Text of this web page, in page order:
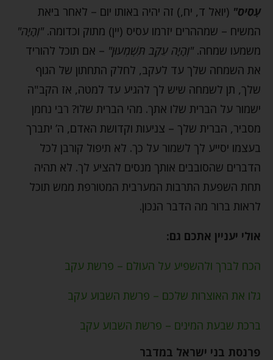
עָסִיס" (יואל ד, יח,) זה יהיה באותו יום – לאחר ביאת
המשיח – שמההרים יזרמו עסיס (יין) מתוק וכדומה. "וְהָיָה"
משמעו שמחה. "וְהָיָה עֵקֶב תִּשְׁמְעוּן" – אם תוכל להוריד
את השמחה שלך עד לעקב, לחלק התחתון של הגוף
שלך, תן לשמחה שיש לך להגיע עד למטה, אז הקב"ה
ישמור על הברית שלו אתך. מהי הברית שלו? רבי נחמן
מסביר, הברית שלך – צניעות וקדושת האדם, ה’ יתברך
בעצמו יסייע לך לשמור על כך. לא תיפול קורבן לכל
הדברים שהסובבים אותך מנסים להציע לך. לא תהיה
תחת השפעת התרבות המערבית המטורפת ממש תוכל
לראות ברור מה הדבר הנכון.
אולי יעניין אתכם גם:
הכח לברך ולהשפיע על העולם – פרשת עקב
גלו את האוצרות שלכם – פרשת השבוע עקב
ברכת שבעת המינים – פרשת השבוע עקב
פרנסת בני ישראל במדבר